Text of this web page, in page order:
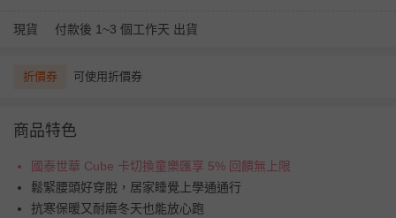
現貨 付款後 1~3 個工作天 出貨
折價券 可使用折價券
商品特色
國泰世華 Cube 卡切換童樂匯享 5% 回饋無上限
鬆緊腰頭好穿脫，居家睡覺上學通通行
抗寒保暖又耐磨冬天也能放心跑